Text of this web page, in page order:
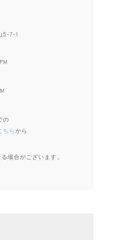
5-7-1
の
ちらから
場合がございます。